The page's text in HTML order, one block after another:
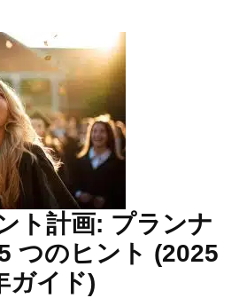
ト計画: プランナ
つのヒント (2025
ガイド)